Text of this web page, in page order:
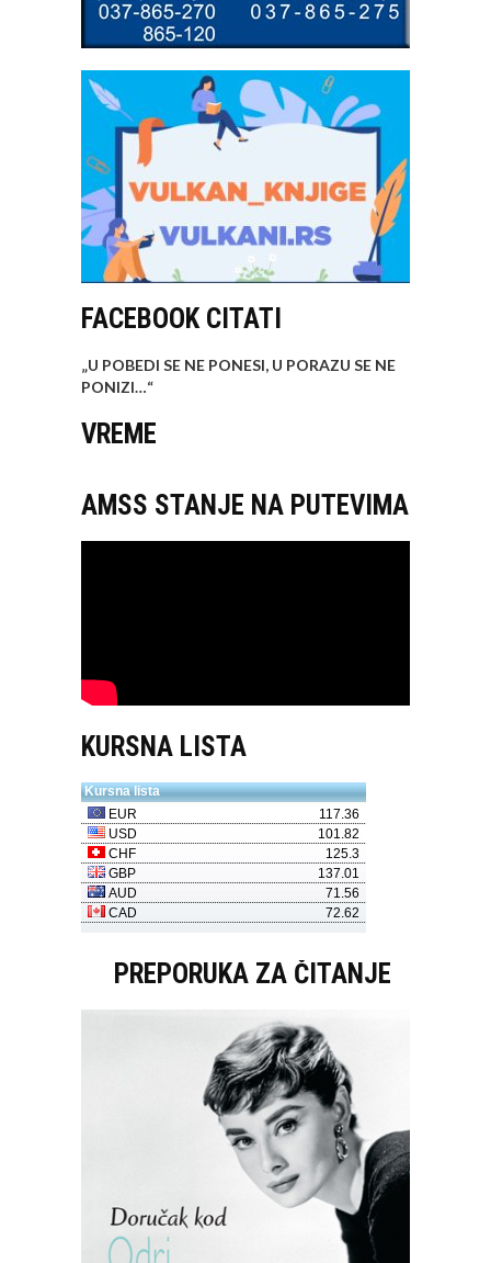
FACEBOOK CITATI
„U POBEDI SE NE PONESI, U PORAZU SE NE
PONIZI…“
VREME
AMSS STANJE NA PUTEVIMA
KURSNA LISTA
PREPORUKA ZA ČITANJE